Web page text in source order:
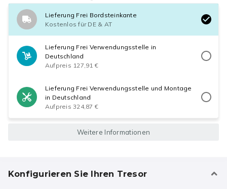
Lieferung Frei Bordsteinkante
Kostenlos für DE & AT
Lieferung Frei Verwendungsstelle in
Deutschland
Aufpreis 127,91 €
Lieferung Frei Verwendungsstelle und Montage
in Deutschland
Aufpreis 324,87 €
Weitere Informationen
Konfigurieren Sie Ihren Tresor